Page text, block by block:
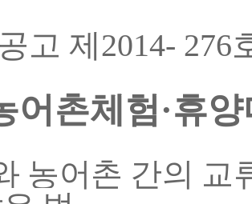
고 제 2014- 276
어촌체험·휴
농어촌 간의 교